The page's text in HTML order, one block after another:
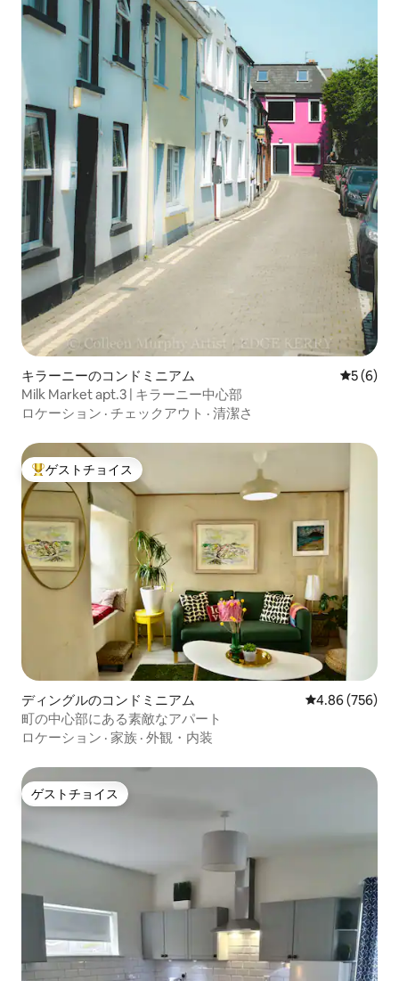
キラーニーのコンドミニアム レビュー
5 (6)
Milk Market apt.3 | キラーニー中心部
ロケーション · チェックアウト · 清潔さ
大好評のゲストチョイスです。
ゲストチョイス
ディングルのコンドミニアム レビュー756
4.86 (756)
町の中心部にある素敵なアパート
ロケーション · 家族 · 外観・内装
ゲストチョイス
ゲストチョイス